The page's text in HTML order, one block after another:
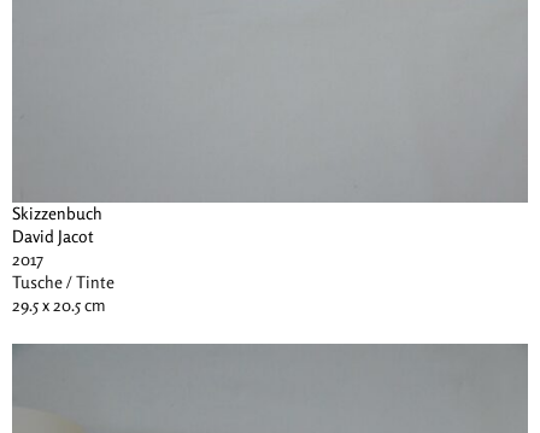
Skizzenbuch
David Jacot
2017
Tusche / Tinte
29.5 x 20.5 cm